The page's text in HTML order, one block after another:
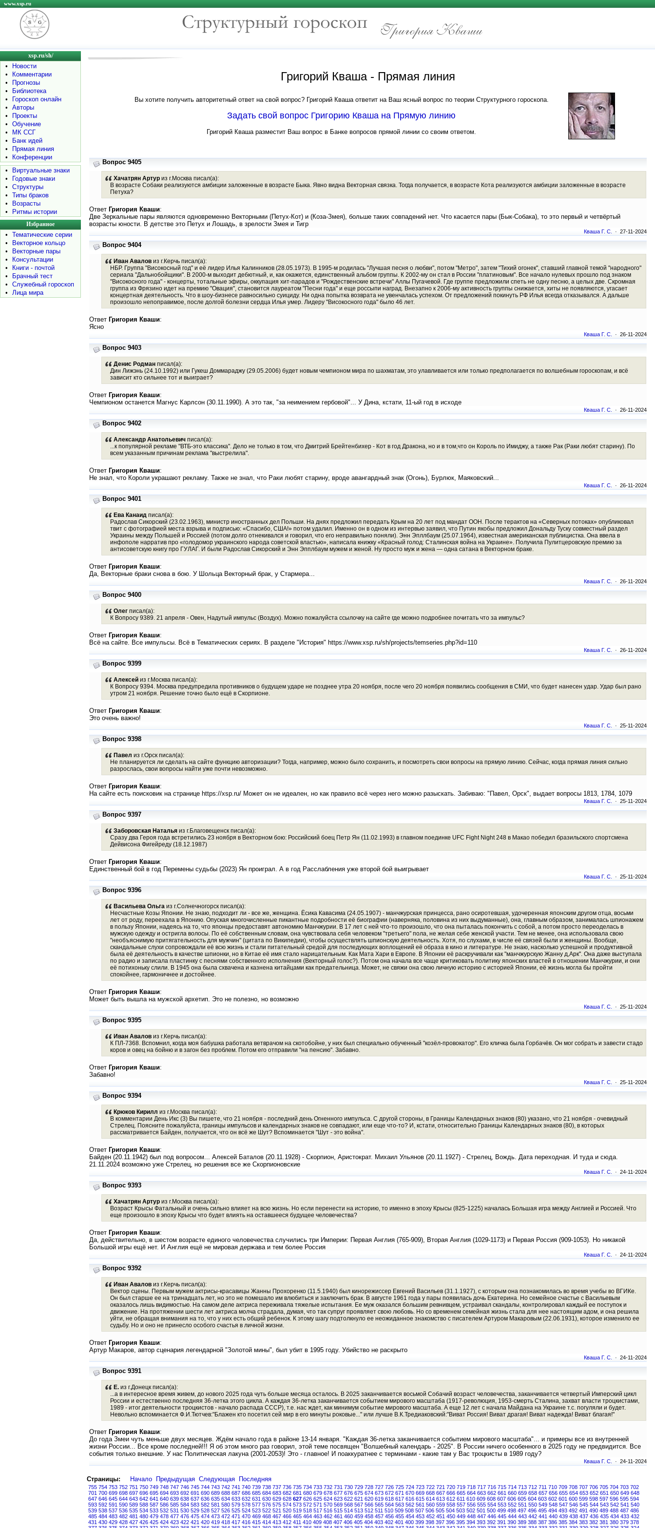
www.xsp.ru
xsp.ru/sh/
•
Новости
•
Комментарии
•
Прогнозы
•
Библиотека
•
Гороскоп онлайн
•
Авторы
•
Проекты
•
Обучение
•
МК ССГ
•
Банк идей
•
Прямая линия
•
Конференции
•
Виртуальные знаки
•
Годовые знаки
•
Структуры
•
Типы браков
•
Возрасты
•
Ритмы истории
Избранное
•
Тематические серии
•
Векторное кольцо
•
Векторные пары
•
Консультации
•
Книги - почтой
•
Брачный тест
•
Служебный гороскоп
•
Лица мира
Григорий Кваша - Прямая линия
Вы хотите получить авторитетный ответ на свой вопрос? Григорий Кваша ответит на Ваш ясный вопрос по теории Структурного гороскопа.
Задать свой вопрос Григорию Кваша на Прямую линию
Григорий Кваша разместит Ваш вопрос в Банке вопросов прямой линии со своим ответом.
Вопрос 9405
Хачатрян Артуриз г.Москва писал(а):
В возрасте Собаки реализуются амбиции заложенные в возрасте Быка. Явно видна Векторная связка. Тогда получается, в возрасте Кота реализуются амбиции заложенные в возрасте
Петуха?
Ответ Григория Кваши:
Две Зеркальные пары являются одновременно Векторными (Петух-Кот) и (Коза-Змея), больше таких совпадений нет. Что касается пары (Бык-Собака), то это первый и четвёртый
возрасты юности. В детстве это Петух и Лошадь, в зрелости Змея и Тигр
Кваша Г. С. · 27-11-2024
Вопрос 9404
Иван Аваловиз г.Керчь писал(а):
НБР. Группа "Високосный год" и её лидер Илья Калинников (28.05.1973). В 1995-м родилась "Лучшая песня о любви", потом "Метро", затем "Тихий огонек", ставший главной темой "народного"
сериала "Дальнобойщики". В 2000-м выходит дебютный, и, как окажется, единственный альбом группы. К 2002-му он стал в России "платиновым". Все начало нулевых прошло под знаком
"Високосного года" - концерты, тотальные эфиры, оккупация хит-парадов и "Рождественские встречи" Аллы Пугачевой. Где группе предложили спеть не одну песню, а целых две. Скромная
группа из Фрязино идет на премию "Овация", становится лауреатом "Песни года" и еще россыпи наград. Внезапно к 2006-му активность группы снижается, хиты не появляются, угасает
концертная деятельность. Что в шоу-бизнесе равносильно суициду. Ни одна попытка возврата не увенчалась успехом. От предложений покинуть РФ Илья всегда отказывался. А дальше
произошло непоправимое, после долгой болезни сердца Илья умер. Лидеру "Високосного года" было 46 лет.
Ответ Григория Кваши:
Ясно
Кваша Г. С. · 26-11-2024
Вопрос 9403
Денис Родманписал(а):
Дин Лижэнь (24.10.1992) или Гукеш Доммараджу (29.05.2006) будет новым чемпионом мира по шахматам, это улавливается или только предполагается по волшебным гороскопам, и всё
зависит кто сильнее тот и выиграет?
Ответ Григория Кваши:
Чемпионом останется Магнус Карлсон (30.11.1990). А это так, "за неимением гербовой"... У Дина, кстати, 11-ый год в исходе
Кваша Г. С. · 26-11-2024
Вопрос 9402
Александр Анатольевичписал(а):
...к популярной рекламе "ВТБ-это классика". Дело не только в том, что Дмитрий Брейтенбихер - Кот в год Дракона, но и в том,что он Король по Имиджу, а также Рак (Раки любят старину). По
всем указанным причинам реклама "выстрелила".
Ответ Григория Кваши:
Не знал, что Короли украшают рекламу. Также не знал, что Раки любят старину, вроде авангардный знак (Огонь), Бурлюк, Маяковский...
Кваша Г. С. · 26-11-2024
Вопрос 9401
Ева Канаидписал(а):
Радослав Сикорский (23.02.1963), министр иностранных дел Польши. На днях предложил передать Крым на 20 лет под мандат ООН. После терактов на «Северных потоках» опубликовал
твит с фотографией места взрыва и подписью: «Спасибо, США!» потом удалил. Именно он в одном из интервью заявил, что Путин якобы предложил Дональду Туску совместный раздел
Украины между Польшей и Россией (потом долго отнекивался и говорил, что его неправильно поняли). Энн Эпллбаум (25.07.1964), известная американская публицистка. Она ввела в
инфополе нарратив про «голодомор украинского народа советской властью», написала книжку «Красный голод: Сталинская война на Украине». Получила Пулитцеровскую премию за
антисоветскую книгу про ГУЛАГ. И были Радослав Сикорский и Энн Эпплбаум мужем и женой. Ну просто муж и жена — одна сатана в Векторном браке.
Ответ Григория Кваши:
Да, Векторные браки снова в бою. У Шольца Векторный брак, у Стармера...
Кваша Г. С. · 26-11-2024
Вопрос 9400
Олегписал(а):
К Вопросу 9389. 21 апреля - Овен, Надутый импульс (Воздух). Можно пожалуйста ссылочку на сайте где можно подробнее почитать что за импульс?
Ответ Григория Кваши:
Всё на сайте. Все импульсы. Всё в Тематических сериях. В разделе "История" https://www.xsp.ru/sh/projects/temseries.php?id=110
Кваша Г. С. · 26-11-2024
Вопрос 9399
Алексейиз г.Москва писал(а):
К Вопросу 9394. Москва предупредила противников о будущем ударе не позднее утра 20 ноября, после чего 20 ноября появились сообщения в СМИ, что будет нанесен удар. Удар был рано
утром 21 ноября. Решение точно было ещё в Скорпионе.
Ответ Григория Кваши:
Это очень важно!
Кваша Г. С. · 25-11-2024
Вопрос 9398
Павел из г.Орск писал(а):
Не планируется ли сделать на сайте функцию авторизации? Тогда, например, можно было сохранить, и посмотреть свои вопросы на прямую линию. Сейчас, когда прямая линия сильно
разрослась, свои вопросы найти уже почти невозможно.
Ответ Григория Кваши:
На сайте есть поисковик на странице https://xsp.ru/ Может он не идеален, но как правило всё через него можно разыскать. Забиваю: "Павел, Орск", выдает вопросы 1813, 1784, 1079
Кваша Г. С. · 25-11-2024
Вопрос 9397
Заборовская Натальяиз г.Благовещенск писал(а):
Сразу два Героя года встретились 23 ноября в Векторном бою: Российский боец Петр Ян (11.02.1993) в главном поединке UFC Fight Night 248 в Макао победил бразильского спортсмена
Дейвисона Фигейреду (18.12.1987)
Ответ Григория Кваши:
Единственный бой в год Перемены судьбы (2023) Ян проиграл. А в год Расслабления уже второй бой выигрывает
Кваша Г. С. · 25-11-2024
Вопрос 9396
Васильева Ольгаиз г.Солнечногорск писал(а):
Несчастные Козы Японии. Не знаю, подходит ли - все же, женщина. Ёсика Кавасима (24.05.1907) - манчжурская принцесса, рано осиротевшая, удочеренная японским другом отца, восьми
лет от роду, переехала в Японию. Опуская многочисленные пикантные подробности её биографии (наверняка, половина из них выдуманные), она, главным образом, занималась шпионажем
в пользу Японии, надеясь на то, что японцы предоставят автономию Манчжурии. В 17 лет с ней что-то произошло, что она пыталась покончить с собой, а потом просто переоделась в
мужскую одежду и остригла волосы. По её собственным словам, она чувствовала себя человеком "третьего" пола, не желая себе женской участи. Тем не менее, она использовала свою
"необъяснимую притягательность для мужчин" (цитата по Википедии), чтобы осуществлять шпионскую деятельность. Хотя, по слухами, в числе её связей были и женщины. Вообще,
скандальные слухи сопровождали её всю жизнь и стали питательный средой для последующих воплощений её образа в кино и литературе. Не знаю, насколько успешной и продуктивной
была её деятельность в качестве шпионки, но в Китае её имя стало нарицательным. Как Мата Хари в Европе. В Японии её раскручивали как "манчжурскую Жанну д,Арк". Она даже выступала
по радио и записала пластинку с песнями собственного исполнения (Векторный голос?). Потом она начала все чаще критиковать политику японских властей в отношении Манчжурии, и они
её потихоньку слили. В 1945 она была схвачена и казнена китайцами как предательница. Может, не свяжи она свою личную историю с историей Японии, её жизнь могла бы пройти
спокойнее, гармоничнее и достойнее.
Ответ Григория Кваши:
Может быть вышла на мужской архетип. Это не полезно, но возможно
Кваша Г. С. · 25-11-2024
Вопрос 9395
Иван Аваловиз г.Керчь писал(а):
К ПЛ-7368. Вспомнил, когда моя бабушка работала ветврачом на скотобойне, у них был специально обученный "козёл-провокатор". Его кличка была Горбачёв. Он мог собрать и завести стадо
коров и овец на бойню и в загон без проблем. Потом его отправили "на пенсию". Забавно.
Ответ Григория Кваши:
Забавно!
Кваша Г. С. · 25-11-2024
Вопрос 9394
Крюков Кирилл из г.Москва писал(а):
В комментарии День Икс (3) Вы пишете, что 21 ноября - последний день Огненного импульса. С другой стороны, в Границы Календарных знаков (80) указано, что 21 ноября - очевидный
Стрелец. Поясните пожалуйста, границы импульсов и календарных знаков не совпадают, или еще что-то? И, кстати, относительно Границы Календарных знаков (80), в которых
рассматривается Байден, получается, что он всё же Шут? Вспоминается "Шут - это война".
Ответ Григория Кваши:
Байден (20.11.1942) был под вопросом... Алексей Баталов (20.11.1928) - Скорпион, Аристократ. Михаил Ульянов (20.11.1927) - Стрелец, Вождь. Дата переходная. И туда и сюда.
21.11.2024 возможно уже Стрелец, но решения все же Скорпионовские
Кваша Г. С. · 24-11-2024
Вопрос 9393
Хачатрян Артуриз г.Москва писал(а):
Возраст Крысы Фатальный и очень сильно влияет на всю жизнь. Но если перенести на историю, то именно в эпоху Крысы (825-1225) началась Большая игра между Англией и Россией. Что
еще произошло в эпоху Крысы что будет влиять на оставшееся будущее человечества?
Ответ Григория Кваши:
Да, действительно, в шестом возрасте единого человечества случились три Империи: Первая Англия (765-909), Вторая Англия (1029-1173) и Первая Россия (909-1053). Но никакой
Большой игры ещё нет. И Англия ещё не мировая держава и тем более Россия
Кваша Г. С. · 24-11-2024
Вопрос 9392
Иван Аваловиз г.Керчь писал(а):
Вектор сцены. Первым мужем актрисы-красавицы Жанны Прохоренко (11.5.1940) был кинорежиссер Евгений Васильев (31.1.1927), с которым она познакомилась во время учебы во ВГИКе.
Он был старше ее на тринадцать лет, но это не помешало им влюбиться и заключить брак. В августе 1961 года у пары появилась дочь Екатерина. Но семейное счастье с Васильевым
оказалось лишь видимостью. На самом деле актриса переживала тяжелые испытания. Ее муж оказался большим ревнивцем, устраивал скандалы, контролировал каждый ее поступок и
движение. На протяжении шести лет актриса молча страдала, думая, что так супруг проявляет свою любовь. Но со временем семейная жизнь стала для нее настоящим адом, и она решила
уйти, не обращая внимания на то, что у них есть общий ребенок. К этому шагу подтолкнуло ее неожиданное знакомство с писателем Артуром Макаровым (22.06.1931), которое изменило ее
судьбу. Но и оно не принесло особого счастья в личной жизни.
Ответ Григория Кваши:
Артур Макаров, автор сценария легендарной "Золотой мины", был убит в 1995 году. Убийство не раскрыто
Кваша Г. С. · 24-11-2024
Вопрос 9391
Е.из г.Донецк писал(а):
...а в интересное время живем, до нового 2025 года чуть больше месяца осталось. В 2025 заканчивается восьмой Собачий возраст человечества, заканчивается четвертый Имперский цикл
России и естественно последняя 36-летка этого цикла. А каждая 36-летка заканчивается событием мирового масштаба (1917-революция, 1953-смерть Сталина, захват власти троцкистами,
1989 - итог деятельности троцкистов - начало распада СССР), т.е. нас ждет, как минимум событие мирового масштаба. А еще 12 лет с начала Майдана на Украине т.с. погуляли и будет.
Невольно вспоминается Ф.И.Тютчев:"Блажен кто посетил сей мир в его минуты роковые..." или лучше В.К.Тредиаковский:"Виват Россия! Виват драгая! Виват надежда! Виват благая!"
Ответ Григория Кваши:
До года Змеи чуть меньше двух месяцев. Ждём начало года в районе 13-14 января. "Каждая 36-летка заканчивается событием мирового масштаба"... и примеры все из внутренней
жизни России... Все кроме последней!!! Я об этом много раз говорил, этой теме посвящен "Волшебный календарь - 2025". В России ничего особенного в 2025 году не предвидится. Все
события только внешние. У нас Политическая лакуна (2001-2053)! Это - главное! И поаккуратнее с терминами - какие там у Вас троцкисты в 1989 году?
Кваша Г. С. · 24-11-2024
Страницы: Начало Предыдущая Следующая Последняя
755 754 753 752 751 750 749 748 747 746 745 744 743 742 741 740 739 738 737 736 735 734 733 732 731 730 729 728 727 726 725 724 723 722 721 720 719 718 717 716 715 714 713 712 711 710 709 708 707 706 705 704 703 702
701 700 699 698 697 696 695 694 693 692 691 690 689 688 687 686 685 684 683 682 681 680 679 678 677 676 675 674 673 672 671 670 669 668 667 666 665 664 663 662 661 660 659 658 657 656 655 654 653 652 651 650 649 648
647 646 645 644 643 642 641 640 639 638 637 636 635 634 633 632 631 630 629 628 627 626 625 624 623 622 621 620 619 618 617 616 615 614 613 612 611 610 609 608 607 606 605 604 603 602 601 600 599 598 597 596 595 594
593 592 591 590 589 588 587 586 585 584 583 582 581 580 579 578 577 576 575 574 573 572 571 570 569 568 567 566 565 564 563 562 561 560 559 558 557 556 555 554 553 552 551 550 549 548 547 546 545 544 543 542 541 540
539 538 537 536 535 534 533 532 531 530 529 528 527 526 525 524 523 522 521 520 519 518 517 516 515 514 513 512 511 510 509 508 507 506 505 504 503 502 501 500 499 498 497 496 495 494 493 492 491 490 489 488 487 486
485 484 483 482 481 480 479 478 477 476 475 474 473 472 471 470 469 468 467 466 465 464 463 462 461 460 459 458 457 456 455 454 453 452 451 450 449 448 447 446 445 444 443 442 441 440 439 438 437 436 435 434 433 432
431 430 429 428 427 426 425 424 423 422 421 420 419 418 417 416 415 414 413 412 411 410 409 408 407 406 405 404 403 402 401 400 399 398 397 396 395 394 393 392 391 390 389 388 387 386 385 384 383 382 381 380 379 378